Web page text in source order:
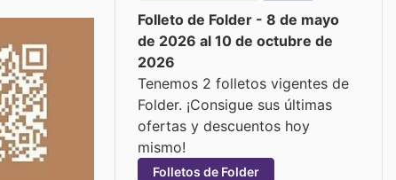
Folleto de Folder - 8 de mayo
de 2026 al 10 de octubre de
2026
Tenemos 2 folletos vigentes de
Folder. ¡Consigue sus últimas
ofertas y descuentos hoy
mismo!
Folletos de Folder